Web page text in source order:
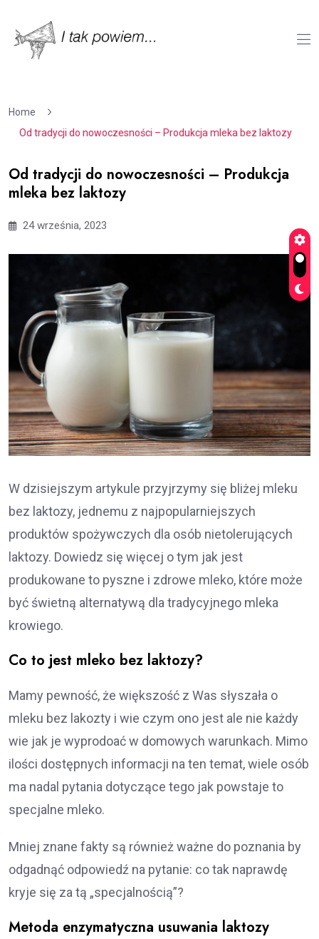
Home
Od tradycji do nowoczesności – Produkcja mleka bez laktozy
Od tradycji do nowoczesności – Produkcja
mleka bez laktozy
24 września, 2023
W dzisiejszym artykule przyjrzymy się bliżej mleku
bez laktozy, jednemu z najpopularniejszych
produktów spożywczych dla osób nietolerujących
laktozy. Dowiedz się więcej o tym jak jest
produkowane to pyszne i zdrowe mleko, które może
być świetną alternatywą dla tradycyjnego mleka
krowiego.
Co to jest mleko bez laktozy?
Mamy pewność, że większość z Was słyszała o
mleku bez lakozty i wie czym ono jest ale nie każdy
wie jak je wyprodoać w domowych warunkach. Mimo
ilości dostępnych informacji na ten temat, wiele osób
ma nadal pytania dotyczące tego jak powstaje to
specjalne mleko.
Mniej znane fakty są również ważne do poznania by
odgadnąć odpowiedź na pytanie: co tak naprawdę
kryje się za tą „specjalnością”?
Metoda enzymatyczna usuwania laktozy